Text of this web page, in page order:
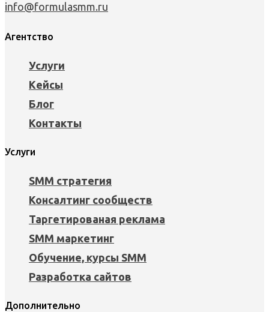
info@formulasmm.ru
Агентство
Услуги
Кейсы
Блог
Контакты
Услуги
SMM стратегия
Консалтинг сообществ
Таргетированая реклама
SMM маркетинг
Обучение, курсы SMM
Разработка сайтов
Дополнительно